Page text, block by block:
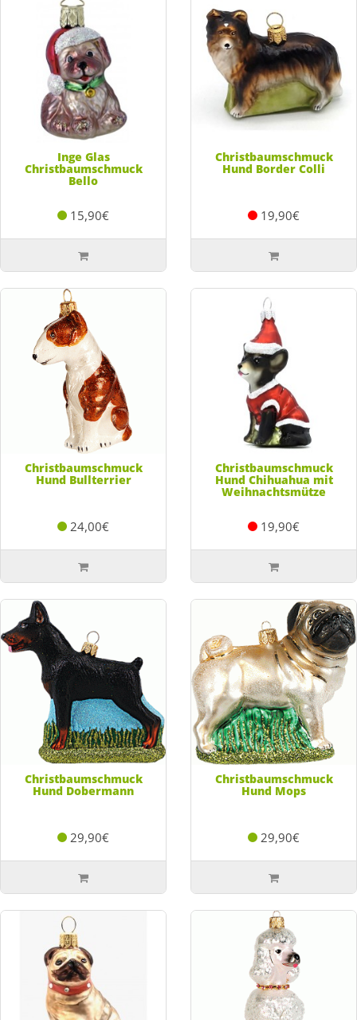
Inge Glas
Christbaumschmuck
Bello
15,90€
Christbaumschmuck
Hund Border Colli
19,90€
Christbaumschmuck
Hund Bullterrier
24,00€
Christbaumschmuck
Hund Chihuahua mit
Weihnachtsmütze
19,90€
Christbaumschmuck
Hund Dobermann
29,90€
Christbaumschmuck
Hund Mops
29,90€